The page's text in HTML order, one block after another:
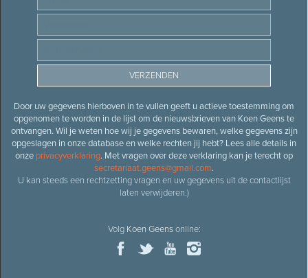
Door uw gegevens hierboven in te vullen geeft u actieve toestemming om
opgenomen te worden in de lijst om de nieuwsbrieven van Koen Geens te
ontvangen. Wil je weten hoe wij je gegevens bewaren, welke gegevens zijn
opgeslagen in onze database en welke rechten jij hebt? Lees alle details in
onze privacyverklaring. Met vragen over deze verklaring kan je terecht op
secretariaat.geens@gmail.com.
U kan steeds een rechtzetting vragen en uw gegevens uit de contactlijst
laten verwijderen.)
Volg Koen Geensonline: